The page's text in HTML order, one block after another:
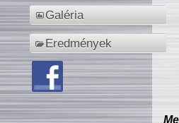
Galéria
Eredmények